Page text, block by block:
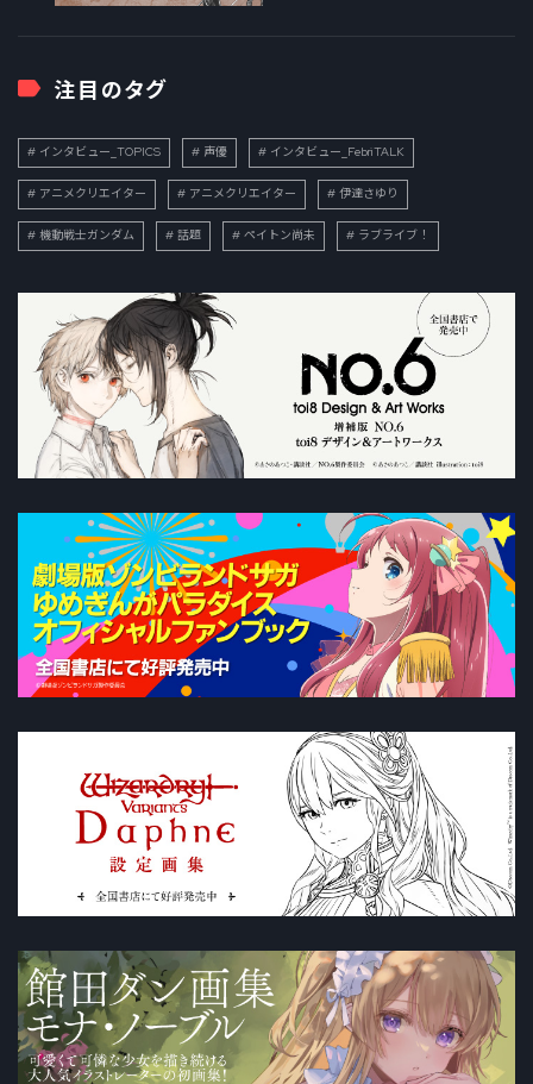
注目のタグ
インタビュー_TOPICS 声優 インタビュー_FebriTALK
アニメクリエイター アニメクリエイター 伊達さゆり
機動戦士ガンダム 話題 ペイトン尚未 ラブライブ！